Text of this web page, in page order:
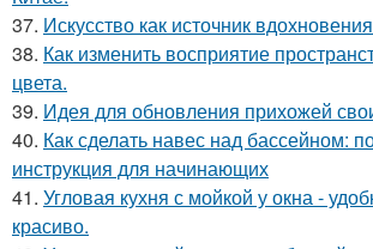
37. Искусство как источник
38. Как изменить восприятие
цвета.
39. Идея для обновления прихожей
40. Как сделать навес над бассейном:
инструкция для начинающих
41. Угловая кухня с мойкой у окна -
красиво.